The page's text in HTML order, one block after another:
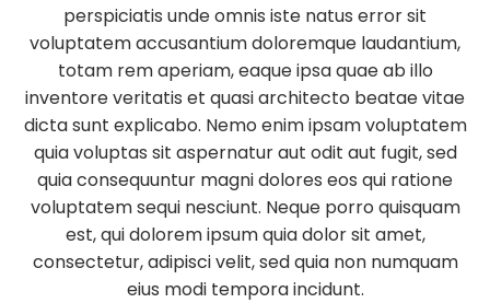
perspiciatis unde omnis iste natus error sit
voluptatem accusantium doloremque laudantium,
totam rem aperiam, eaque ipsa quae ab illo
inventore veritatis et quasi architecto beatae vitae
dicta sunt explicabo. Nemo enim ipsam voluptatem
quia voluptas sit aspernatur aut odit aut fugit, sed
quia consequuntur magni dolores eos qui ratione
voluptatem sequi nesciunt. Neque porro quisquam
est, qui dolorem ipsum quia dolor sit amet,
consectetur, adipisci velit, sed quia non numquam
eius modi tempora incidunt.